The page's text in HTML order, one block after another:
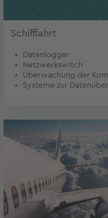
Schifffahrt
Datenlogger
Netzwerkswitch
Überwachung der
Systeme zur